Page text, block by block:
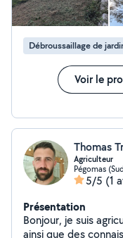
Débroussaillage de
Voir le
Thomas
Agriculteur
Pégomas
5/5 (1
Présentation
Bonjour, je suis
ainsi que des